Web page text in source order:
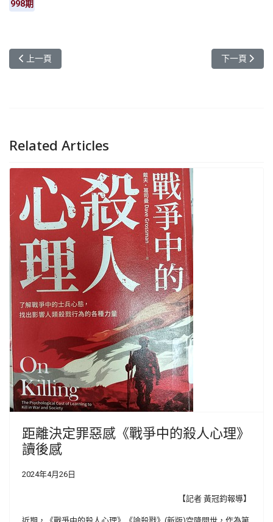
998期
上一篇文章: 花Young元智 Open Day 一日大學新鮮人在元智
上一頁 下一篇文章:
下一頁
Related Articles
距離決定罪惡感《戰爭中的殺人心理》
讀後感
2024年4月26日
【記者 黃冠鈞報導】